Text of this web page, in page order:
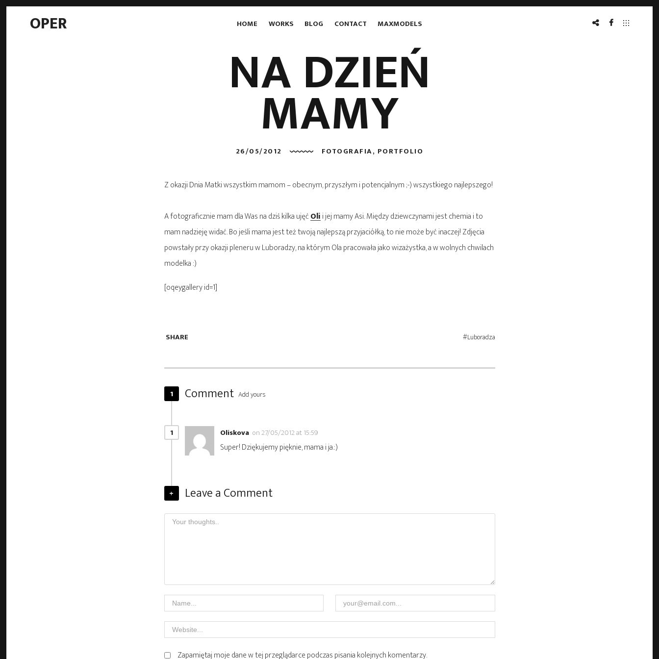
OPER HOME WORKS BLOG CONTACT
MAXMODELS
NA DZIEŃ
MAMY
26/05/2012 FOTOGRAFIA, PORTFOLIO
Z okazji Dnia Matki wszystkim mamom – obecnym, przyszłym i potencjalnym ;-) wszystkiego najlepszego!
A fotograficznie mam dla Was na dziś kilka ujęćOlii jej mamy Asi. Między dziewczynami jest chemia i to
mam nadzieję widać. Bo jeśli mama jest też twoją najlepszą przyjaciółką, to nie może być inaczej! Zdjęcia
powstały przy okazji pleneru w Luboradzy, na którym Ola pracowała jako wizażystka, a w wolnych chwilach
modelka :)
[oqeygallery id=1]
SHARE Luboradza
1 Comment Add yours
1 Oliskova on 27/05/2012 at 15:59
Super! Dziękujemy pięknie, mama i ja.:)
Leave a Comment
Zapamiętaj moje dane w tej przeglądarce podczas pisania kolejnych komentarzy.